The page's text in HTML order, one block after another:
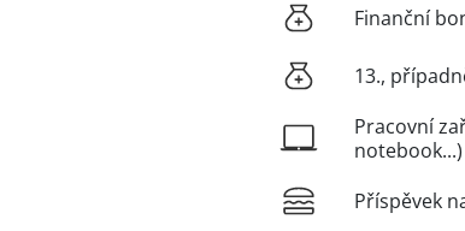
Finanční
13.,
Pracovní
notebook...)
Příspěvek